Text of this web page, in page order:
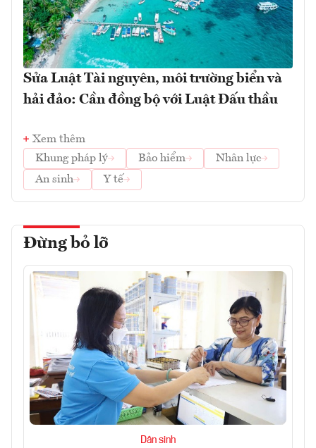
Sửa Luật Tài nguyên, môi trường biển và
hải đảo: Cần đồng bộ với Luật Đấu thầu
Xem thêm
Khung pháp lý
Bảo hiểm
Nhân lực
An sinh
Y tế
Đừng bỏ lỡ
Dân sinh